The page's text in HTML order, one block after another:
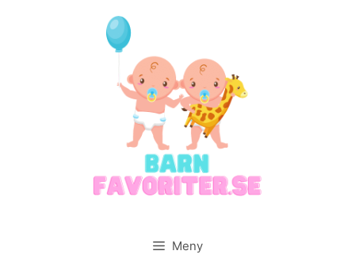
Meny